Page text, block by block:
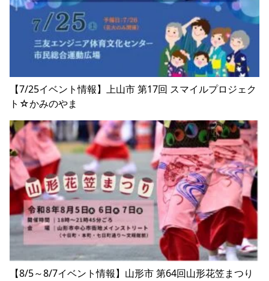
【7/25イベント情報】上山市 第17回 スマイルプロジェク
ト☆かみのやま
【8/5～8/7イベント情報】山形市 第64回山形花笠まつり